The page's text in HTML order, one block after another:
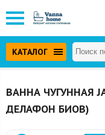
КАТАЛОГ
ВАННА ЧУГУННАЯ
ДЕЛАФОН БИОВ)